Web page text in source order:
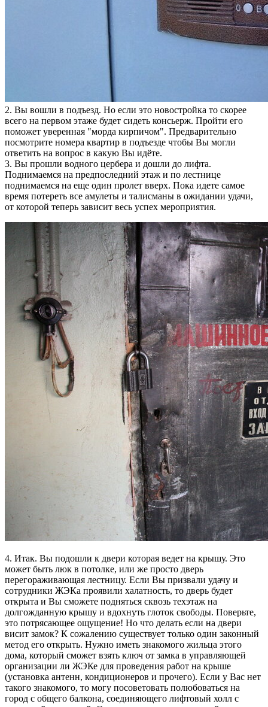
2. Вы вошли в подъезд. Но если это новостройка то скорее
всего на первом этаже будет сидеть консьерж. Пройти его
поможет уверенная "морда кирпичом". Предварительно
посмотрите номера квартир в подъезде чтобы Вы могли
ответить на вопрос в какую Вы идёте.
3. Вы прошли водного цербера и дошли до лифта.
Поднимаемся на предпоследний этаж и по лестнице
поднимаемся на еще один пролет вверх. Пока идете самое
время потереть все амулеты и талисманы в ожидании удачи,
от которой теперь зависит весь успех мероприятия.
4. Итак. Вы подошли к двери которая ведет на крышу. Это
может быть люк в потолке, или же просто дверь
перегораживающая лестницу. Если Вы призвали удачу и
сотрудники ЖЭКа проявили халатность, то дверь будет
открыта и Вы сможете подняться сквозь техэтаж на
долгожданную крышу и вдохнуть глоток свободы. Поверьте,
это потрясающее ощущение! Но что делать если на двери
висит замок? К сожалению существует только один законный
метод его открыть. Нужно иметь знакомого жильца этого
дома, который сможет взять ключ от замка в управляющей
организации ли ЖЭКе для проведения работ на крыше
(установка антенн, кондиционеров и прочего). Если у Вас нет
такого знакомого, то могу посоветовать полюбоваться на
город с общего балкона, соединяющего лифтовый холл с